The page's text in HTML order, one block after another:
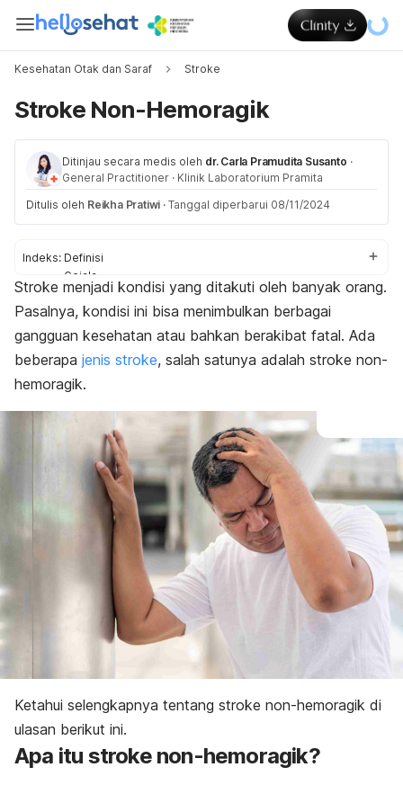
Kesehatan Otak dan Saraf Stroke
Stroke Non-Hemoragik
Ditinjau secara medis oleh dr. Carla Pramudita Susanto ·
General Practitioner · Klinik Laboratorium Pramita
Ditulis oleh Reikha Pratiwi · Tanggal diperbarui 08/11/2024
Indeks: Definisi
Gejala
Penyebab
Diagnosis
Pengobatan
Stroke menjadi kondisi yang ditakuti oleh banyak orang.
Pasalnya, kondisi ini bisa menimbulkan berbagai
gangguan kesehatan atau bahkan berakibat fatal. Ada
beberapa jenis stroke, salah satunya adalah stroke non-
hemoragik.
Ketahui selengkapnya tentang stroke non-hemoragik di
ulasan berikut ini.
Apa itu stroke non-hemoragik?